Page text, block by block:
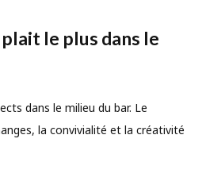
le plus dans le
dans le milieu du bar. Le
la convivialité et la créativité